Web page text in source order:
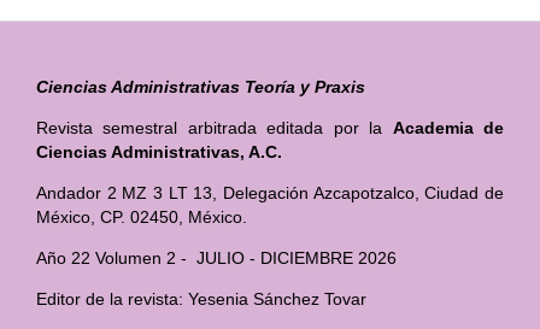
Ciencias Administrativas Teoría y Praxis
Revista semestral arbitrada editada por la Academia de
Ciencias Administrativas, A.C.
Andador 2 MZ 3 LT 13, Delegación Azcapotzalco, Ciudad de
México, CP. 02450, México.
Año 22 Volumen 2 - JULIO - DICIEMBRE 2026
Editor de la revista: Yesenia Sánchez Tovar